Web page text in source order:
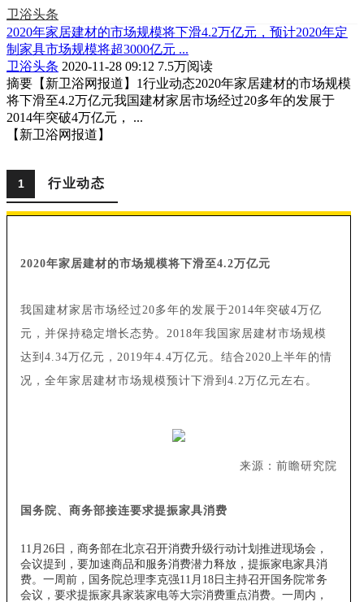
卫浴头条
2020年家居建材的市场规模将下滑4.2万亿元，预计2020年定
制家具市场规模将超3000亿元 ...
卫浴头条 2020-11-28 09:12 7.5万阅读
摘要 【新卫浴网报道】1行业动态2020年家居建材的市场规模
将下滑至4.2万亿元我国建材家居市场经过20多年的发展于
2014年突破4万亿元， ...
【新卫浴网报道】
1 行业动态
2020年家居建材的市场规模将下滑至4.2万亿元
我国建材家居市场经过20多年的发展于2014年突破4万亿
元，并保持稳定增长态势。2018年我国家居建材市场规模
达到4.34万亿元，2019年4.4万亿元。结合2020上半年的情
况，全年家居建材市场规模预计下滑到4.2万亿元左右。
来源：前瞻研究院
国务院、商务部接连要求提振家具消费
11月26日，商务部在北京召开消费升级行动计划推进现场会，
会议提到，要加速商品和服务消费潜力释放，提振家电家具消
费。一周前，国务院总理李克强11月18日主持召开国务院常务
会议，要求提振家具家装家电等大宗消费重点消费。一周内，